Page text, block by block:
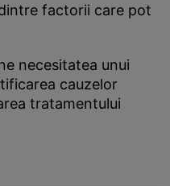
factorii care pot
necesitatea unui
cauzelor
tratamentului